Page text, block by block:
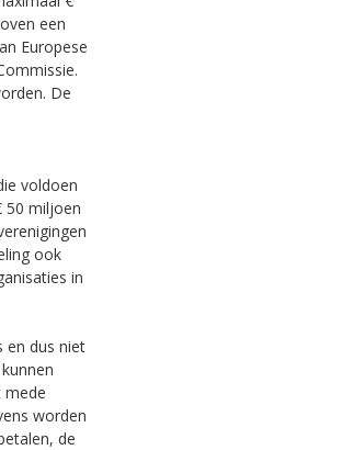
een
Europese
De
voldoen
50 miljoen
ook
in
en dus niet
mede
worden
de